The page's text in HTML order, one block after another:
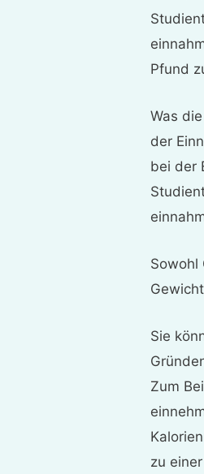
Pfund
Was
der
bei der
Sowohl
Sie
Zum
zu